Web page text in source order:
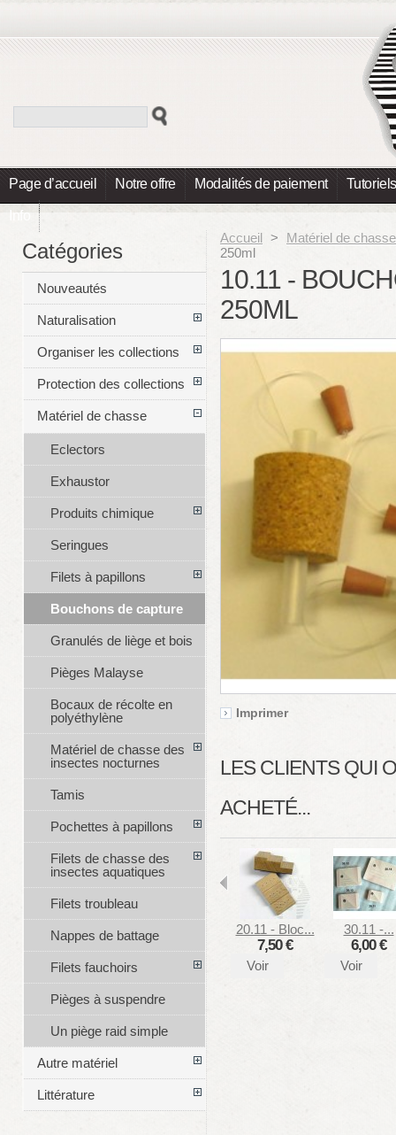
Page d’accueil Notre offre Modalités de paiement Tutoriels
Info
Accueil >
Matériel de chasse
250ml
10.11 -
250ML
Imprimer
LES CLIENTS QUI
ACHETÉ...
20.11 - Bloc...
7,50 €
Voir
30.11 -...
6,00 €
Voir
Catégories
Nouveautés
Naturalisation
Organiser les collections
Protection des collections
Matériel de chasse
Eclectors
Exhaustor
Produits chimique
Seringues
Filets à papillons
Bouchons de capture
Granulés de liège et bois
Pièges Malayse
Bocaux de récolte en
polyéthylène
Matériel de chasse des
insectes nocturnes
Tamis
Pochettes à papillons
Filets de chasse des
insectes aquatiques
Filets troubleau
Nappes de battage
Filets fauchoirs
Pièges à suspendre
Un piège raid simple
Autre matériel
Littérature